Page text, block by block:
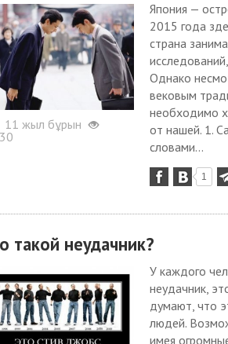
11 жыл бұрын
Япония —
2015 года
страна
Однако
вековым
необходимо
от нашей. 1.
словами...
1
такой неудачник?
У каждого
неудачник,
думают, что
людей.
имея